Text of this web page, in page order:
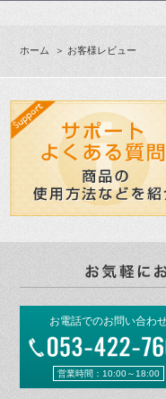
ホーム ＞ お客様レビュー
お電話でのお問い合わ
営業時間：10:00～18:00